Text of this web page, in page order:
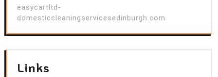
easycartltd-
domesticcleaningservicesedinburgh.com
Links